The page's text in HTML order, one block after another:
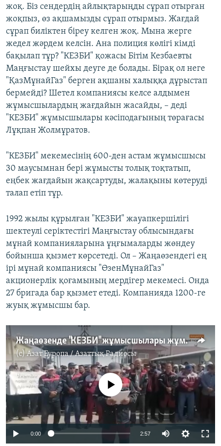
жоқ. Біз сендердің айлықтарыңды сұрап отырған
жоқпыз, өз ақшамызды сұрап отырмыз. Жағдай
сұрап биліктен біреу келген жоқ. Мына жерге
жедел жәрдем келсін. Ана полиция көлігі кімді
бақылап тұр? "КЕЗБИ" қожасы Бітім Кезбаевты
Маңғыстау шейхы деуге де болады. Бірақ ол неге
"ҚазМұнайГаз" берген ақшаны халыққа дұрыстап
бермейді? Шетел компаниясы келсе алдымен
жұмысшылардың жағдайын жасайды, – деді
"КЕЗБИ" жұмысшылары кәсіподағының төрағасы
Лұқпан Жолмұратов.
"КЕЗБИ" мекемесінің 600-ден астам жұмысшысы
30 маусымнан бері жұмысты толық тоқтатып,
еңбек жағдайын жақсартуды, жалақыны көтеруді
талап етіп тұр.
1992 жылы құрылған "КЕЗБИ" жауапкершілігі
шектеулі серіктестігі Маңғыстау облысындағы
мұнай компанияларына ұңғымаларды жөндеу
бойынша қызмет көрсетеді. Ол – Жаңаөзендегі ең
ірі мұнай компаниясы "ӨзенМұнайГаз"
акционерлік қоғамының мердігер мекемесі. Онда
27 бригада бар қызмет етеді. Компанияда 1200-ге
жуық жұмысшы бар.
Жаңаөзенде "КЕЗБИ" жұмысшылары жұмыс жағдайын жақсартуды талап етіп, ереуілдетіп жатыр
(c)Азат Еуропа / Азаттық Радиосы
No media source currently available
0:00 2:57